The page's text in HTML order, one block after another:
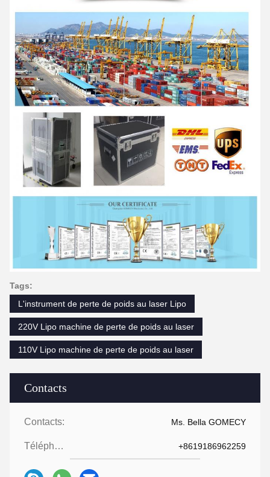
Contacts
Contacts: Ms. Bella GOMECY
Téléphone: +8619186962259
Tags:
L'instrument de perte de poids au laser Lipo
220V Lipo machine de perte de poids au laser
110V Lipo machine de perte de poids au laser